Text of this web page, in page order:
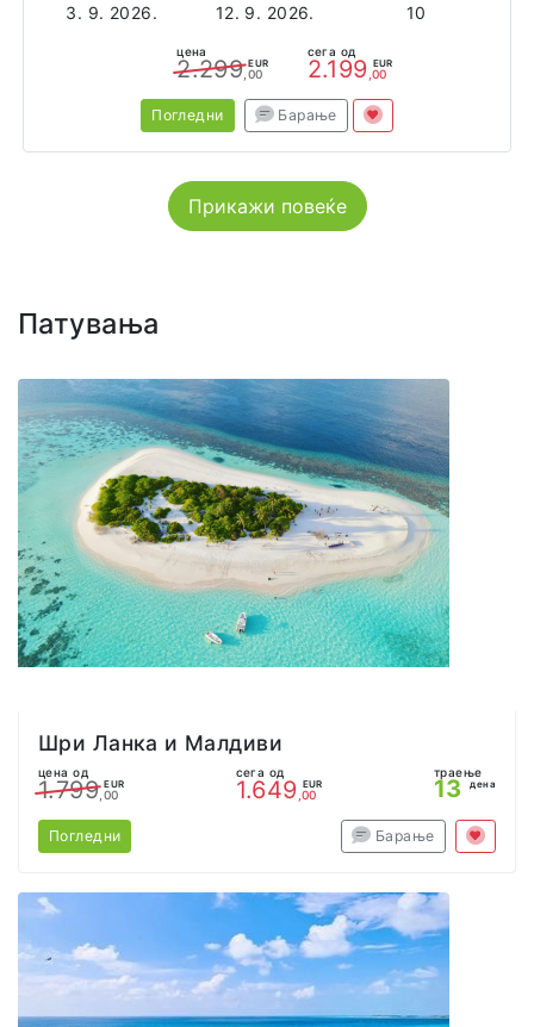
3. 9. 2026.
12. 9. 2026.
10
цена
2.299 EUR
,00
сега од
2.199 EUR
,00
Погледни Барање
Прикажи повеќе
Патувања
Шри Ланка и Малдиви
цена од
1.799 EUR
,00
сега од
1.649 EUR
,00
траење
13 дена
Погледни Барање